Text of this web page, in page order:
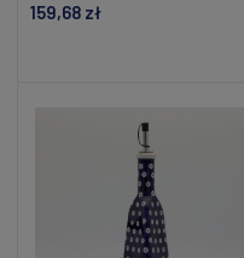
159,68 zł